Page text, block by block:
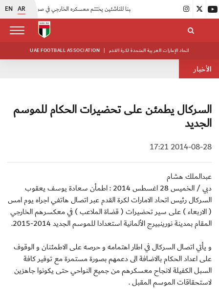
EN AR
UAE FOOTBALL ASSOCIATION | اتحاد الإمارات العربية المتحدة لكرة القدم
الأخبار
السركال يطمئن على تحضيرات الحكام للموسم
الجديد
2014-08-28 17:21
عبدالملك هشام
دبي / الخميس 28 اغسطس 2014 : اطمأن سعادة يوسف يعقوب
السركال رئيس اتحاد الامارات لكرة القدم عبر اتصال هاتفي اجراه يوم امس
( الاربعاء ) على سير تحضيرات ( قضاة الملاعب ) في معكسرهم الخارجي
المقام بمدينة نورينبيرج الألمانية استعدادا للموسم الجديد 2014-2015.
و يأتي اتصال السركال في اطار اهتمامه و حرصه على الاطمئنان و الوقوف
على اعداد الحكام بالاضافة الى دعمهم بصورة مستمرة مع توفير كافة
السبل الكفيلة لانجاح معسكرهم من جميع النواحي حتى يكونوا جاهزين
لاستحقاقات الموسم المقبل .